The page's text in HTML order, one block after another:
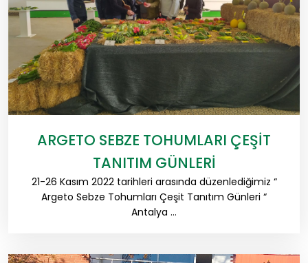
ARGETO SEBZE TOHUMLARI ÇEŞİT
TANITIM GÜNLERİ
21-26 Kasım 2022 tarihleri arasında düzenlediğimiz “
Argeto Sebze Tohumları Çeşit Tanıtım Günleri “
Antalya ...